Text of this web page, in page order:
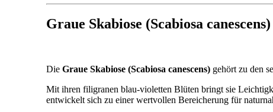
Graue Skabiose (Scabiosa canescens)
Die Graue Skabiose (Scabiosa canescens) gehört zu den
Mit ihren filigranen blau-violetten Blüten bringt sie
entwickelt sich zu einer wertvollen Bereicherung für